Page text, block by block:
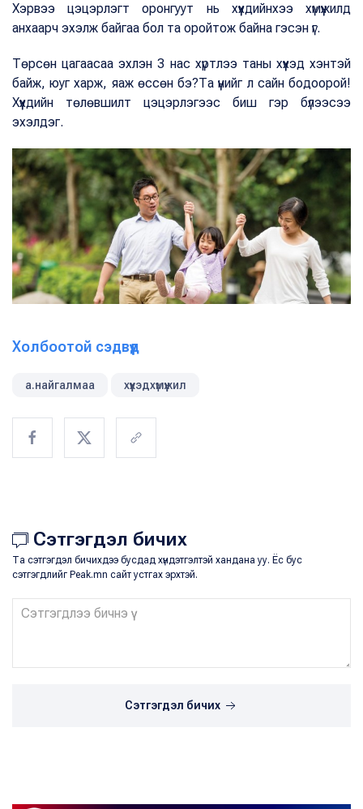
Хэрвээ цэцэрлэгт оронгуут нь хүүхдийнхээ хүмүүжилд
анхаарч эхэлж байгаа бол та оройтож байна гэсэн үг.
Төрсөн цагаасаа эхлэн 3 нас хүртлээ таны хүүхэд хэнтэй
байж, юуг харж, яаж өссөн бэ?Та үүнийг л сайн бодоорой!
Хүүхдийн төлөвшилт цэцэрлэгээс биш гэр бүлээсээ
эхэлдэг.
Холбоотой сэдвүүд
а.найгалмаа хүүхэдхүмүүжил
Сэтгэгдэл бичих
Та сэтгэгдэл бичихдээ бусдад хүндэтгэлтэй хандана уу. Ёс бус
сэтгэгдлийг Peak.mn сайт устгах эрхтэй.
Сэтгэгдэл бичих